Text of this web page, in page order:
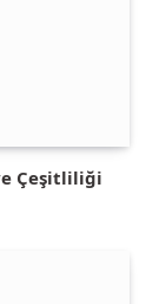
Çeşitliliği